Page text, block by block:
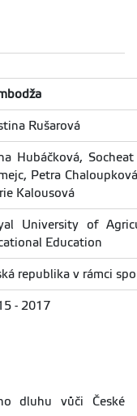
Rušarová
Hubáčková,
Petra
Kalousová
University of
Education
republika v rámci
- 2017
dluhu vůči České